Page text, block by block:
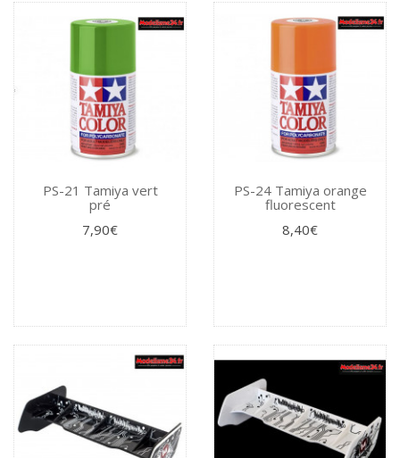
PS-21 Tamiya vert
pré
7,90€
PS-24 Tamiya orange
fluorescent
8,40€